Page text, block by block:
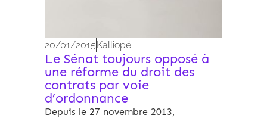
20/01/2015Kalliopé
Le Sénat toujours opposé à
une réforme du droit des
contrats par voie
d’ordonnance
Depuis le 27 novembre 2013,